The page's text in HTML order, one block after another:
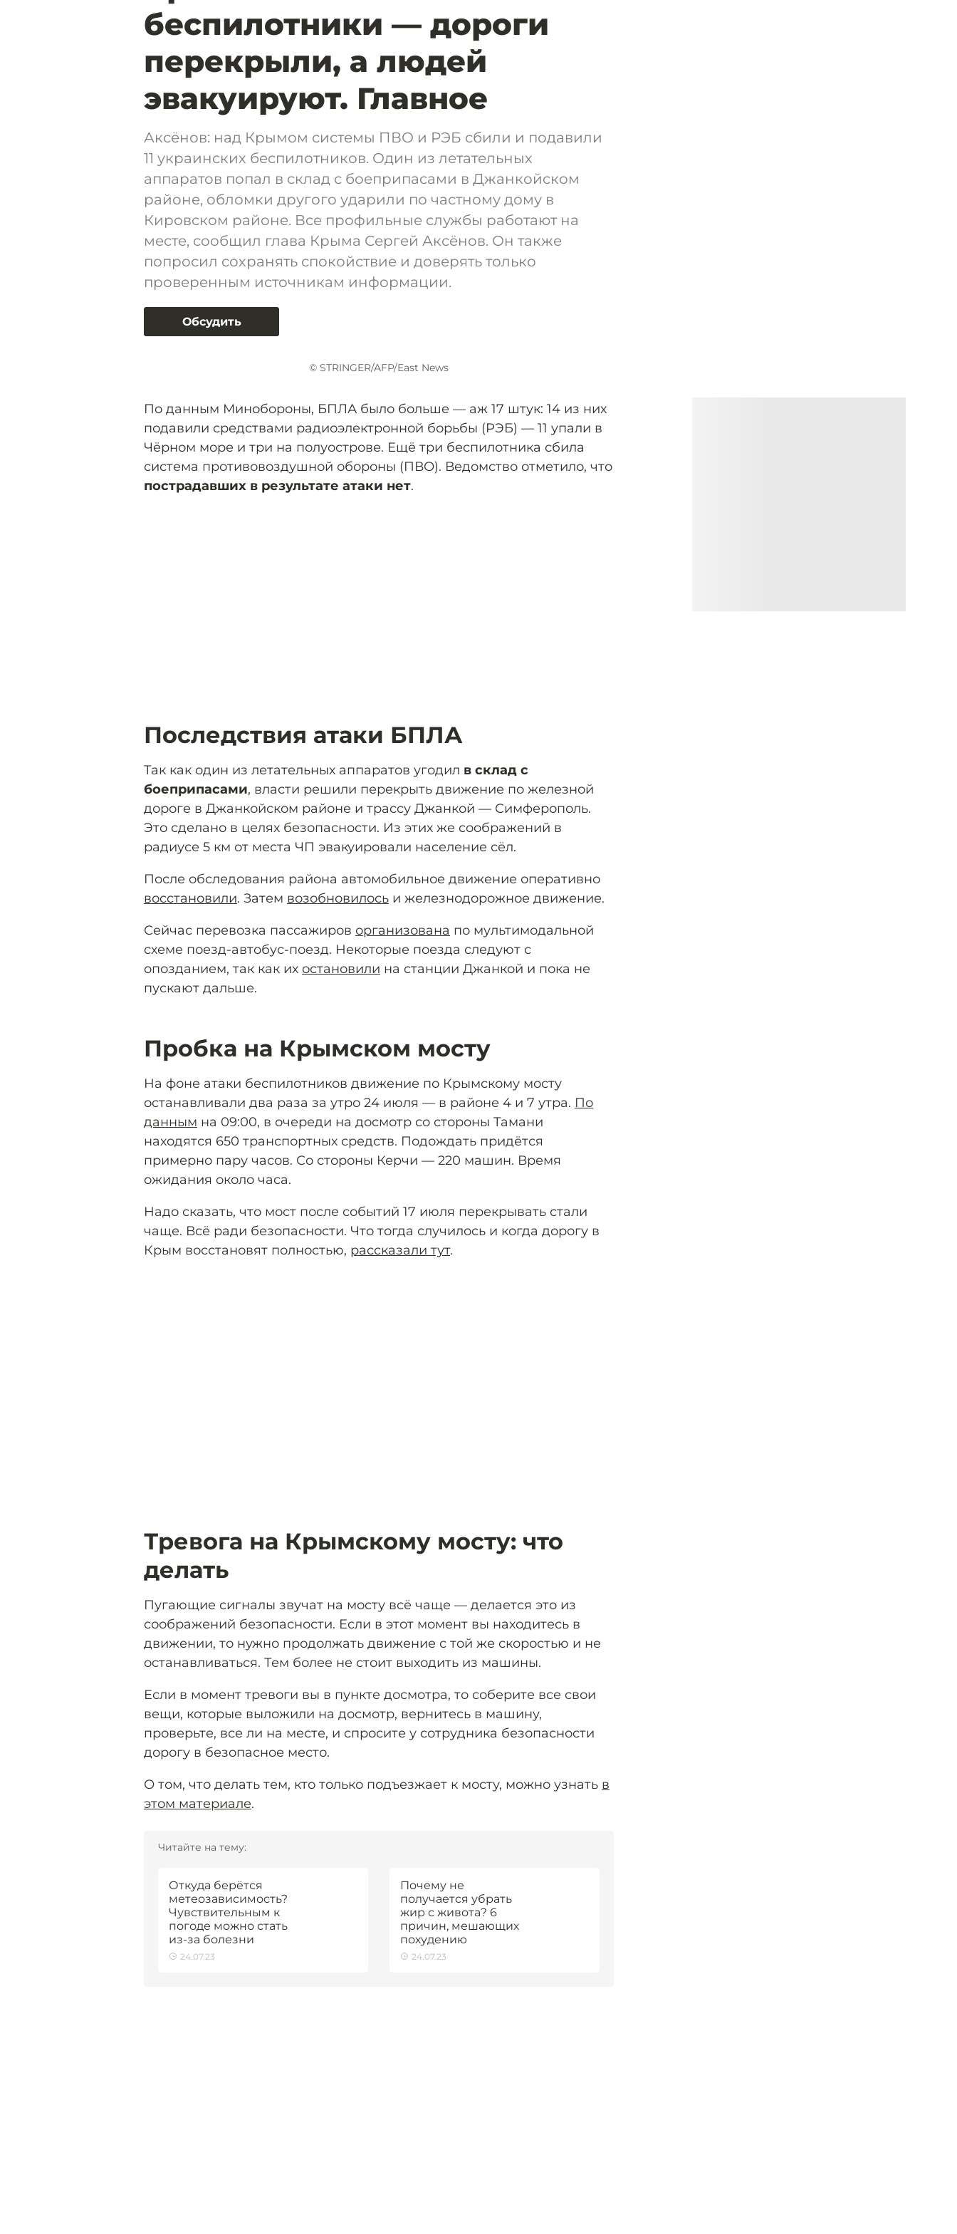
беспилотники — дороги
перекрыли, а людей
эвакуируют. Главное
Аксёнов: над Крымом системы ПВО и РЭБ сбили и подавили
11 украинских беспилотников. Один из летательных
аппаратов попал в склад с боеприпасами в Джанкойском
районе, обломки другого ударили по частному дому в
Кировском районе. Все профильные службы работают на
месте, сообщил глава Крыма Сергей Аксёнов. Он также
попросил сохранять спокойствие и доверять только
проверенным источникам информации.
Обсудить
© STRINGER/AFP/East News
По данным Минобороны, БПЛА было больше — аж 17 штук: 14 из них
подавили средствами радиоэлектронной борьбы (РЭБ) — 11 упали в
Чёрном море и три на полуострове. Ещё три беспилотника сбила
система противовоздушной обороны (ПВО). Ведомство отметило, что
пострадавших в результате атаки нет.
Последствия атаки БПЛА
Так как один из летательных аппаратов угодил в склад с
боеприпасами, власти решили перекрыть движение по железной
дороге в Джанкойском районе и трассу Джанкой — Симферополь.
Это сделано в целях безопасности. Из этих же соображений в
радиусе 5 км от места ЧП эвакуировали население сёл.
После обследования района автомобильное движение оперативно
восстановили. Затем возобновилось и железнодорожное движение.
Сейчас перевозка пассажиров организована по мультимодальной
схеме поезд-автобус-поезд. Некоторые поезда следуют с
опозданием, так как их остановили на станции Джанкой и пока не
пускают дальше.
Пробка на Крымском мосту
На фоне атаки беспилотников движение по Крымскому мосту
останавливали два раза за утро 24 июля — в районе 4 и 7 утра. По
данным на 09:00, в очереди на досмотр со стороны Тамани
находятся 650 транспортных средств. Подождать придётся
примерно пару часов. Со стороны Керчи — 220 машин. Время
ожидания около часа.
Надо сказать, что мост после событий 17 июля перекрывать стали
чаще. Всё ради безопасности. Что тогда случилось и когда дорогу в
Крым восстановят полностью, рассказали тут.
Тревога на Крымскому мосту: что
делать
Пугающие сигналы звучат на мосту всё чаще — делается это из
соображений безопасности. Если в этот момент вы находитесь в
движении, то нужно продолжать движение с той же скоростью и не
останавливаться. Тем более не стоит выходить из машины.
Если в момент тревоги вы в пункте досмотра, то соберите все свои
вещи, которые выложили на досмотр, вернитесь в машину,
проверьте, все ли на месте, и спросите у сотрудника безопасности
дорогу в безопасное место.
О том, что делать тем, кто только подъезжает к мосту, можно узнать в
этом материале.
Читайте на тему:
Откуда берётся
метеозависимость?
Чувствительным к
погоде можно стать
из-за болезни
24.07.23
Почему не
получается убрать
жир с живота? 6
причин, мешающих
похудению
24.07.23